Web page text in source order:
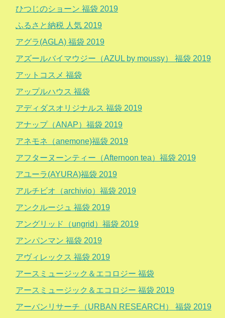
ひつじのショーン 福袋 2019
ふるさと納税 人気 2019
アグラ(AGLA) 福袋 2019
アズールバイマウジー（AZUL by moussy） 福袋 2019
アットコスメ 福袋
アップルハウス 福袋
アディダスオリジナルス 福袋 2019
アナップ（ANAP）福袋 2019
アネモネ（anemone)福袋 2019
アフターヌーンティー（Afternoon tea）福袋 2019
アユーラ(AYURA)福袋 2019
アルチビオ（archivio）福袋 2019
アンクルージュ 福袋 2019
アングリッド（ungrid）福袋 2019
アンパンマン 福袋 2019
アヴィレックス 福袋 2019
アースミュージック＆エコロジー 福袋
アースミュージック＆エコロジー 福袋 2019
アーバンリサーチ（URBAN RESEARCH） 福袋 2019